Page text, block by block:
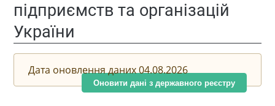
підприємств та організацій
України
Дата оновлення даних 04.08.2026
Оновити дані з державного реєстру